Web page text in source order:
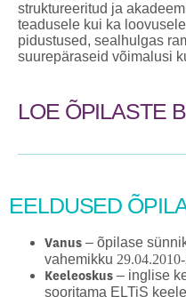
struktureeritud ja
teadusele kui ka
pidustused, sealhulgas
suurepäraseid võimalusi
LOE ÕPILASTE
EELDUSED
Vanus – õpilase
vahemikku
Keeleoskus – inglise
sooritama ELTiS